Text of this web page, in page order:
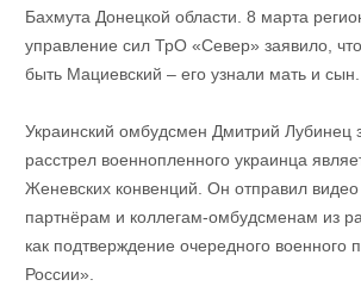
Бахмута Донецкой области. 8 марта
управление сил ТрО «Север» заявило,
быть Мациевский – его узнали мать и сын.
Украинский омбудсмен Дмитрий Лубинец
расстрел военнопленного украинца
Женевских конвенций. Он отправил
партнёрам и коллегам-омбудсменам из
как подтверждение очередного военного
России».